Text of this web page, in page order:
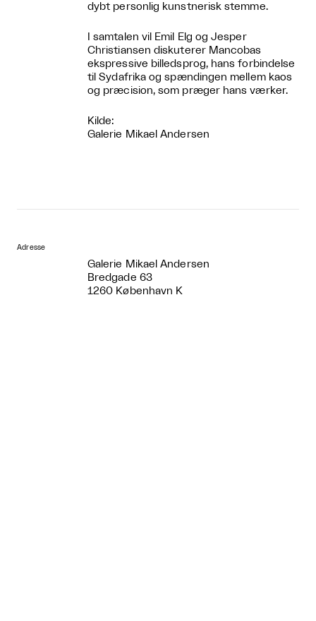
dybt personlig kunstnerisk stemme.
I samtalen vil Emil Elg og Jesper
Christiansen diskuterer Mancobas
ekspressive billedsprog, hans forbindelse
til Sydafrika og spændingen mellem kaos
og præcision, som præger hans værker.
Kilde:
Galerie Mikael Andersen
Adresse
Galerie Mikael Andersen
Bredgade 63
1260 København K